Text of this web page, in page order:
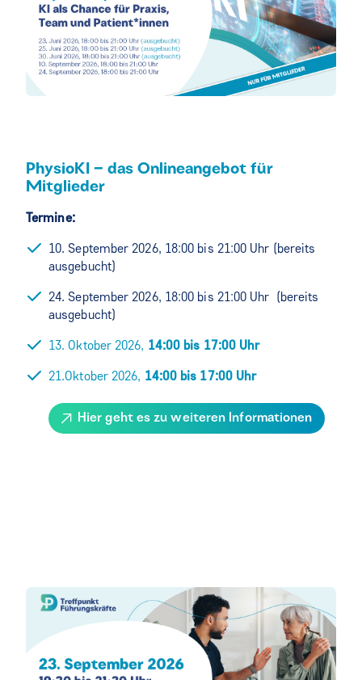
PhysioKI – das Onlineangebot für
Mitglieder
Termine:
10. September 2026, 18:00 bis 21:00 Uhr (bereits
ausgebucht)
24. September 2026, 18:00 bis 21:00 Uhr (bereits
ausgebucht)
13. Oktober 2026, 14:00 bis 17:00 Uhr
21.Oktober 2026, 14:00 bis 17:00 Uhr
Hier geht es zu weiteren Informationen